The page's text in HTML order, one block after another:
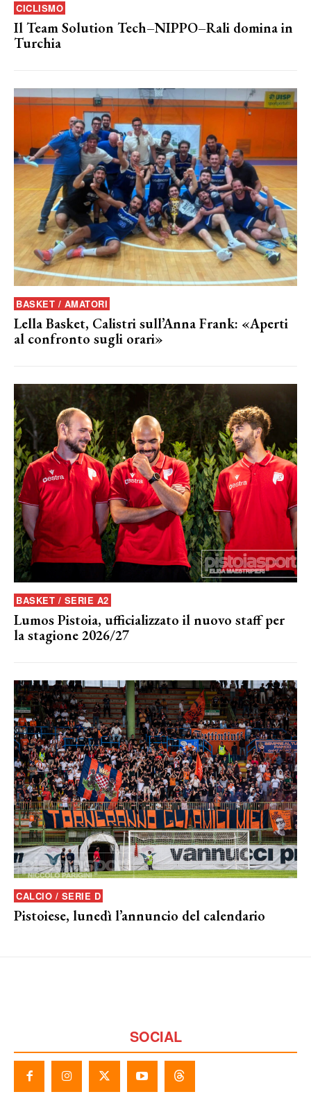
CICLISMO
Il Team Solution Tech–NIPPO–Rali domina in
Turchia
BASKET / AMATORI
Lella Basket, Calistri sull’Anna Frank: «Aperti
al confronto sugli orari»
BASKET / SERIE A2
Lumos Pistoia, ufficializzato il nuovo staff per
la stagione 2026/27
CALCIO / SERIE D
Pistoiese, lunedì l’annuncio del calendario
SOCIAL